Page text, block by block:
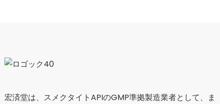
宏済堂は、スメクタイトAPIのGMP準拠製造業者として、ま